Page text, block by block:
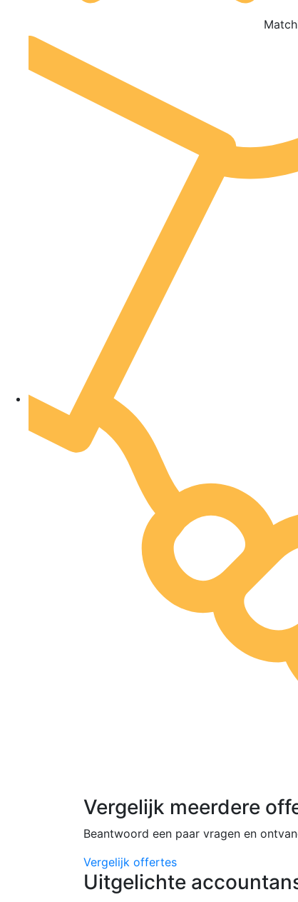
Vergelijk meerdere
Beantwoord een paar vragen en
Vergelijk offertes
Uitgelichte